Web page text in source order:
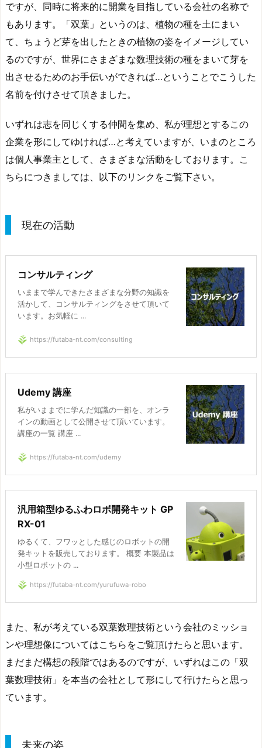
ですが、同時に将来的に開業を目指している会社の名称で
もあります。「双葉」というのは、植物の種を土にまい
て、ちょうど芽を出したときの植物の姿をイメージしてい
るのですが、世界にさまざまな数理技術の種をまいて芽を
出させるためのお手伝いができれば…ということでこうした
名前を付けさせて頂きました。
いずれは志を同じくする仲間を集め、私が理想とするこの
企業を形にしてゆければ…と考えていますが、いまのところ
は個人事業主として、さまざまな活動をしております。こ
ちらにつきましては、以下のリンクをご覧下さい。
現在の活動
コンサルティング
いままで学んできたさまざまな分野の知識を
活かして、コンサルティングをさせて頂いて
います。お気軽に ...
https://futaba-nt.com/consulting
Udemy 講座
私がいままでに学んだ知識の一部を、オンラ
インの動画として公開させて頂いています。
講座の一覧 講座 ...
https://futaba-nt.com/udemy
汎用箱型ゆるふわロボ開発キット GP
RX-01
ゆるくて、フワッとした感じのロボットの開
発キットを販売しております。 概要 本製品は
小型ロボットの ...
https://futaba-nt.com/yurufuwa-robo
また、私が考えている双葉数理技術という会社のミッショ
ンや理想像についてはこちらをご覧頂けたらと思います。
まだまだ構想の段階ではあるのですが、いずれはこの「双
葉数理技術」を本当の会社として形にして行けたらと思っ
ています。
未来の姿